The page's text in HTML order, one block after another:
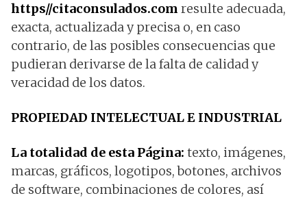
https//citaconsulados.com resulte adecuada,
exacta, actualizada y precisa o, en caso
contrario, de las posibles consecuencias que
pudieran derivarse de la falta de calidad y
veracidad de los datos.
PROPIEDAD INTELECTUAL E INDUSTRIAL
La totalidad de esta Página: texto, imágenes,
marcas, gráficos, logotipos, botones, archivos
de software, combinaciones de colores, así